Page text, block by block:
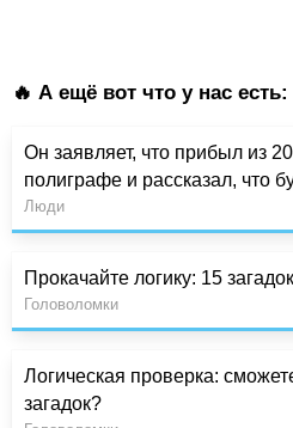
🔥 А ещё вот что у нас есть:
Он заявляет, что прибыл из
полиграфе и рассказал, что
Люди
Прокачайте логику: 15 загадок
Головоломки
Логическая проверка:
загадок?